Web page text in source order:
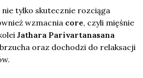
nie tylko skutecznie rozciąga
wzmacnia core, czyli mięśnie
Jathara Parivartanasana
oraz dochodzi do relaksacji